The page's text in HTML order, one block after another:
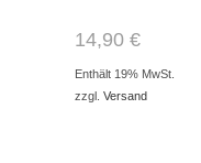
14,90€
Enthält 19% MwSt.
zzgl.Versand